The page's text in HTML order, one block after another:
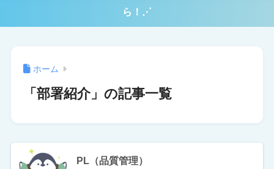
ら！⋰
ホーム
「部署紹介」の記事一覧
PL（品質管理）